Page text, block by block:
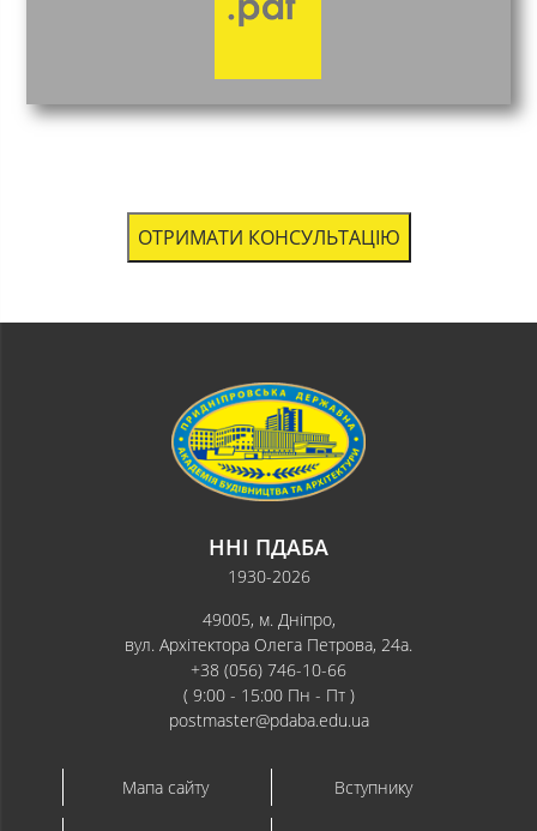
ОТРИМАТИ КОНСУЛЬТАЦІЮ
ННІ ПДАБА
1930-2026
49005, м. Дніпро,
вул. Архітектора Олега Петрова, 24а.
+38 (056) 746-10-66
( 9:00 - 15:00 Пн - Пт )
postmaster@pdaba.edu.ua
Мапа сайту Вступнику